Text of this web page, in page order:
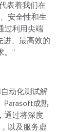
表着我们在
安全性和生
过利用尖端
进、最高效的
。”
动化测试解
Parasoft成熟
通过将深度
以及服务虚